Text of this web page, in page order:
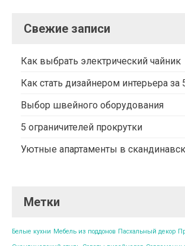
Свежие записи
Как выбрать электрический чайник
Как стать дизайнером интерьера за
Выбор швейного оборудования
5 ограничителей прокрутки
Уютные апартаменты в
Метки
Белые кухни Мебель из поддонов Пасхальный декор